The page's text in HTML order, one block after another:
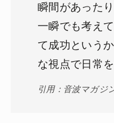
瞬間があった
一瞬でも考え
て成功という
な視点で日常
引用：音波マガジ